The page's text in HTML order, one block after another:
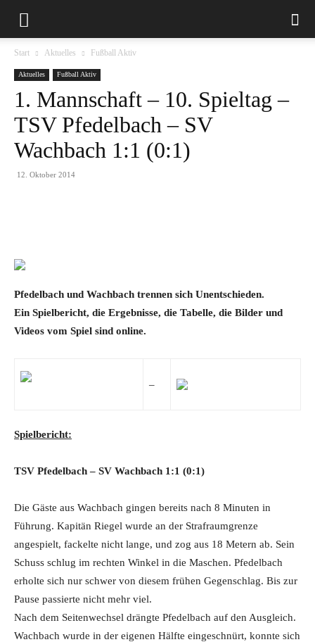
Start Aktuelles Fußball Aktiv
Aktuelles Fußball Aktiv
1. Mannschaft – 10. Spieltag –
TSV Pfedelbach – SV
Wachbach 1:1 (0:1)
12. Oktober 2014
Pfedelbach und Wachbach trennen sich Unentschieden.
Ein Spielbericht, die Ergebnisse, die Tabelle, die Bilder und
Videos vom Spiel sind online.
–
Spielbericht:
TSV Pfedelbach – SV Wachbach 1 :1 (0:1)
Die Gäste aus Wachbach gingen bereits nach 8 Minuten in
Führung. Kapitän Riegel wurde an der Strafraumgrenze
angespielt, fackelte nicht lange, und zog aus 18 Metern ab. Sein
Schuss schlug im rechten Winkel in die Maschen. Pfedelbach
erholte sich nur schwer von diesem frühen Gegenschlag. Bis zur
Pause passierte nicht mehr viel.
Nach dem Seitenwechsel drängte Pfedelbach auf den Ausgleich.
Wachbach wurde in der eigenen Hälfte eingeschnürt, konnte sich